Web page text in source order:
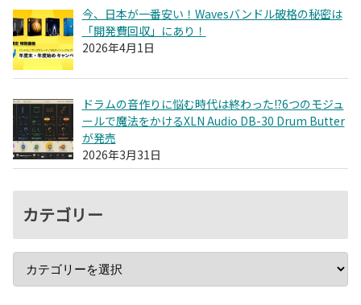
今、日本が一番安い！Wavesバンドル破格の秘密は
「開発費回収」にあり！
2026年4月1日
ドラムの音作りに悩む時代は終わった!?6つのモジュ
ールで魔法をかけるXLN Audio DB-30 Drum Butter
が発売
2026年3月31日
カテゴリー